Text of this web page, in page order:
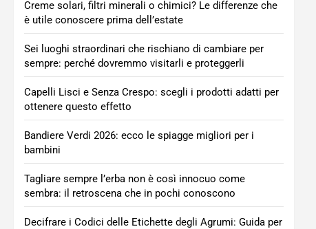
Creme solari, filtri minerali o chimici? Le differenze che
è utile conoscere prima dell’estate
Sei luoghi straordinari che rischiano di cambiare per
sempre: perché dovremmo visitarli e proteggerli
Capelli Lisci e Senza Crespo: scegli i prodotti adatti per
ottenere questo effetto
Bandiere Verdi 2026: ecco le spiagge migliori per i
bambini
Tagliare sempre l’erba non è così innocuo come
sembra: il retroscena che in pochi conoscono
Decifrare i Codici delle Etichette degli Agrumi: Guida per